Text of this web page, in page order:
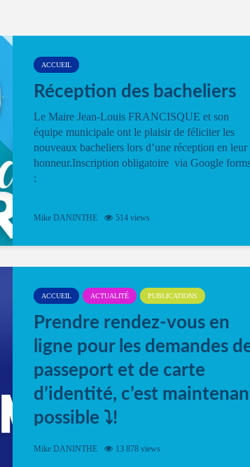
ACCUEIL
Réception des bacheliers
Le Maire Jean-Louis FRANCISQUE et son
équipe municipale ont le plaisir de féliciter les
nouveaux bacheliers lors d’une réception en leur
honneur.Inscription obligatoire via Google
:
Mike DANINTHE 514 views
ACCUEIL ACTUALITÉ PUBLICATIONS
Prendre rendez-vous en
ligne pour les demandes
passeport et de carte
d’identité, c’est
possible ⤵️!
Désormais, il est possible de prendre rendez-
Mike DANINTHE 13 878 views